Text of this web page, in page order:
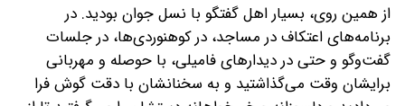
از همین روی، بسیار اهل گفتگو با نسل جوان بودید. در
برنامه‌های اعتکاف در مساجد، در کوهنوردی‌ها، در جلسات
گفت‌وگو‌ و حتی در دیدارهای فامیلی، با حوصله و مهربانی
برایشان وقت می‌گذاشتید و به سخنانشان با دقت گوش فرا